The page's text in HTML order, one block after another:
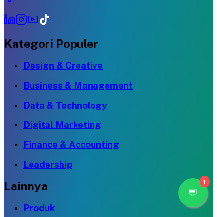
Kategori Populer
Design & Creative
Business & Management
Data & Technology
Digital Marketing
Finance & Accounting
Leadership
Lainnya
Produk
1